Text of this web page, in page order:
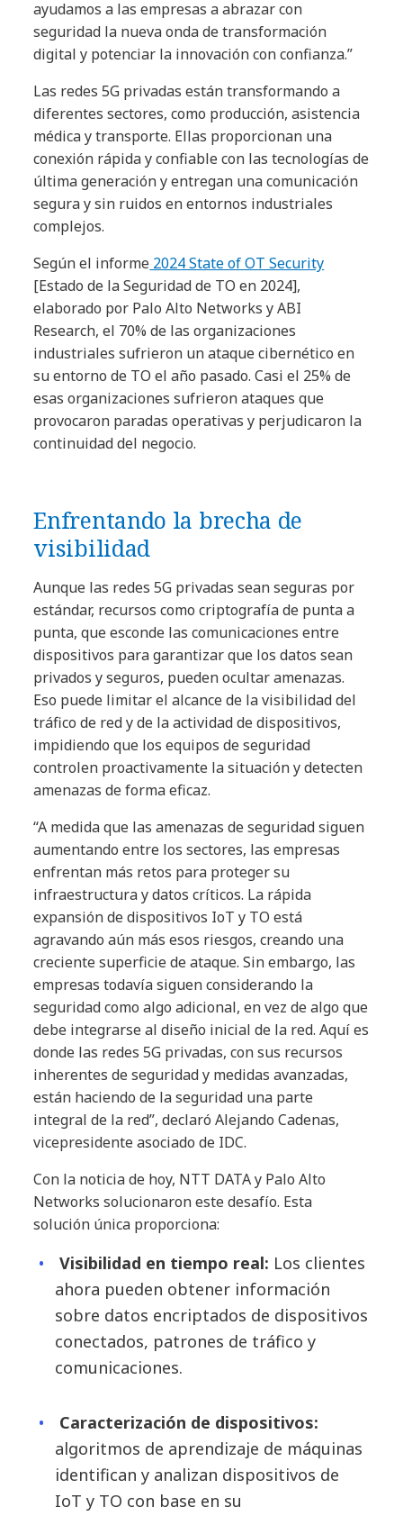
ayudamos a las empresas a abrazar con
seguridad la nueva onda de transformación
digital y potenciar la innovación con confianza.”
Las redes 5G privadas están transformando a
diferentes sectores, como producción, asistencia
médica y transporte. Ellas proporcionan una
conexión rápida y confiable con las tecnologías de
última generación y entregan una comunicación
segura y sin ruidos en entornos industriales
complejos.
Según el informe 2024 State of OT Security
[Estado de la Seguridad de TO en 2024],
elaborado por Palo Alto Networks y ABI
Research, el 70% de las organizaciones
industriales sufrieron un ataque cibernético en
su entorno de TO el año pasado. Casi el 25% de
esas organizaciones sufrieron ataques que
provocaron paradas operativas y perjudicaron la
continuidad del negocio.
Enfrentando la brecha de
visibilidad
Aunque las redes 5G privadas sean seguras por
estándar, recursos como criptografía de punta a
punta, que esconde las comunicaciones entre
dispositivos para garantizar que los datos sean
privados y seguros, pueden ocultar amenazas.
Eso puede limitar el alcance de la visibilidad del
tráfico de red y de la actividad de dispositivos,
impidiendo que los equipos de seguridad
controlen proactivamente la situación y detecten
amenazas de forma eficaz.
“A medida que las amenazas de seguridad siguen
aumentando entre los sectores, las empresas
enfrentan más retos para proteger su
infraestructura y datos críticos. La rápida
expansión de dispositivos IoT y TO está
agravando aún más esos riesgos, creando una
creciente superficie de ataque. Sin embargo, las
empresas todavía siguen considerando la
seguridad como algo adicional, en vez de algo que
debe integrarse al diseño inicial de la red. Aquí es
donde las redes 5G privadas, con sus recursos
inherentes de seguridad y medidas avanzadas,
están haciendo de la seguridad una parte
integral de la red”, declaró Alejando Cadenas,
vicepresidente asociado de IDC.
Con la noticia de hoy, NTT DATA y Palo Alto
Networks solucionaron este desafío. Esta
solución única proporciona:
Visibilidad en tiempo real: Los clientes
ahora pueden obtener información
sobre datos encriptados de dispositivos
conectados, patrones de tráfico y
comunicaciones.
Caracterización de dispositivos:
algoritmos de aprendizaje de máquinas
identifican y analizan dispositivos de
IoT y TO con base en su